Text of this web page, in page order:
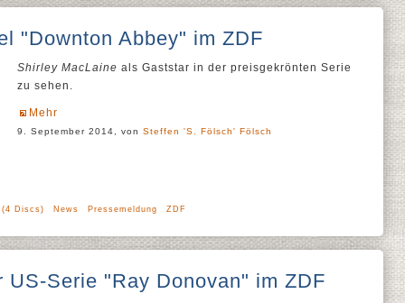
"Downton Abbey" im ZDF
Shirley MacLaine als Gaststar in der preisgekrönten Serie
zu sehen.
Mehr
9. September 2014, von Steffen 'S. Fölsch' Fölsch
Discs) News Pressemeldung ZDF
US-Serie "Ray Donovan" im ZDF